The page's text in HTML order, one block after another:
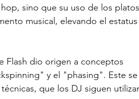
sino que su uso de los
musical, elevando el estatus
Flash dio origen a conceptos
y el "phasing". Este se
que los DJ siguen